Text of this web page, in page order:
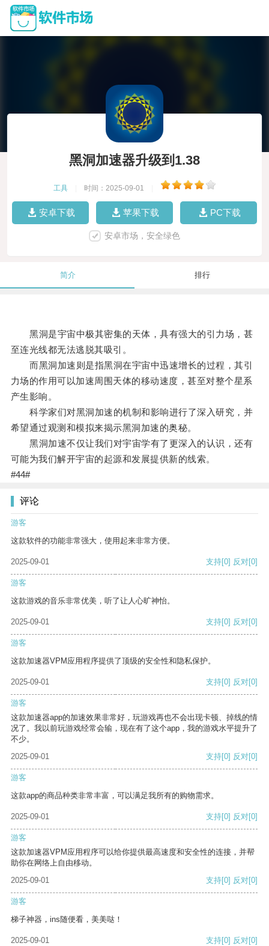
黑洞加速器升级到1.38
工具 时间：2025-09-01
安卓下载 苹果下载 PC下载
安卓市场，安全绿色
简介 排行
黑洞是宇宙中极其密集的天体，具有强大的引力场，甚
至连光线都无法逃脱其吸引。
而黑洞加速则是指黑洞在宇宙中迅速增长的过程，其引
力场的作用可以加速周围天体的移动速度，甚至对整个星系
产生影响。
科学家们对黑洞加速的机制和影响进行了深入研究，并
希望通过观测和模拟来揭示黑洞加速的奥秘。
黑洞加速不仅让我们对宇宙学有了更深入的认识，还有
可能为我们解开宇宙的起源和发展提供新的线索。
#44#
评论
游客
这款软件的功能非常强大，使用起来非常方便。
2025-09-01 支持[0] 反对[0]
游客
这款游戏的音乐非常优美，听了让人心旷神怡。
2025-09-01 支持[0] 反对[0]
游客
这款加速器VPM应用程序提供了顶级的安全性和隐私保护。
2025-09-01 支持[0] 反对[0]
游客
这款加速器app的加速效果非常好，玩游戏再也不会出现卡顿、掉线的情
况了。我以前玩游戏经常会输，现在有了这个app，我的游戏水平提升了
不少。
2025-09-01
支持[0] 反对[0]
游客
这款app的商品种类非常丰富，可以满足我所有的购物需求。
2025-09-01 支持[0] 反对[0]
游客
这款加速器VPM应用程序可以给你提供最高速度和安全性的连接，并帮
助你在网络上自由移动。
2025-09-01
支持[0] 反对[0]
游客
梯子神器，ins随便看，美美哒！
2025-09-01 支持[0] 反对[0]